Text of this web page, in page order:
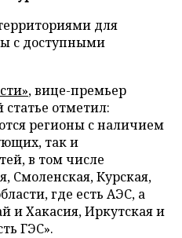
для
с доступными
, вице-премьер
статье отметил:
регионы с наличием
так и
в том числе
Смоленская, Курская,
где есть АЭС, а
и Хакасия, Иркутская и
ГЭС».